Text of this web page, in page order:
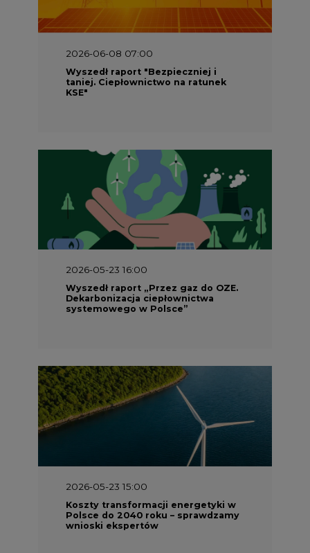
2026-06-08 07:00
Wyszedł raport "Bezpieczniej i
taniej. Ciepłownictwo na ratunek
KSE"
2026-05-23 16:00
Wyszedł raport „Przez gaz do OZE.
Dekarbonizacja ciepłownictwa
systemowego w Polsce”
2026-05-23 15:00
Koszty transformacji energetyki w
Polsce do 2040 roku – sprawdzamy
wnioski ekspertów